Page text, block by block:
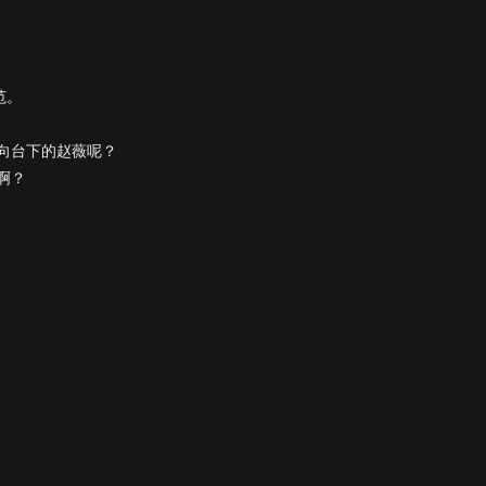
台下的赵薇呢？
？